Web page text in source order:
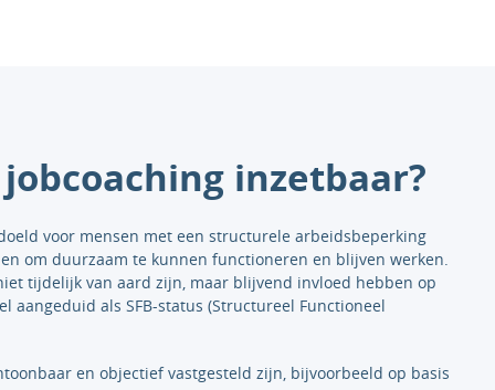
inzetbaar?
voor mensen met een structurele arbeidsbeperking
om duurzaam te kunnen functioneren en blijven werken.
tijdelijk van aard zijn, maar blijvend invloed hebben op
aangeduid als SFB-status (Structureel Functioneel
en objectief vastgesteld zijn, bijvoorbeeld op basis